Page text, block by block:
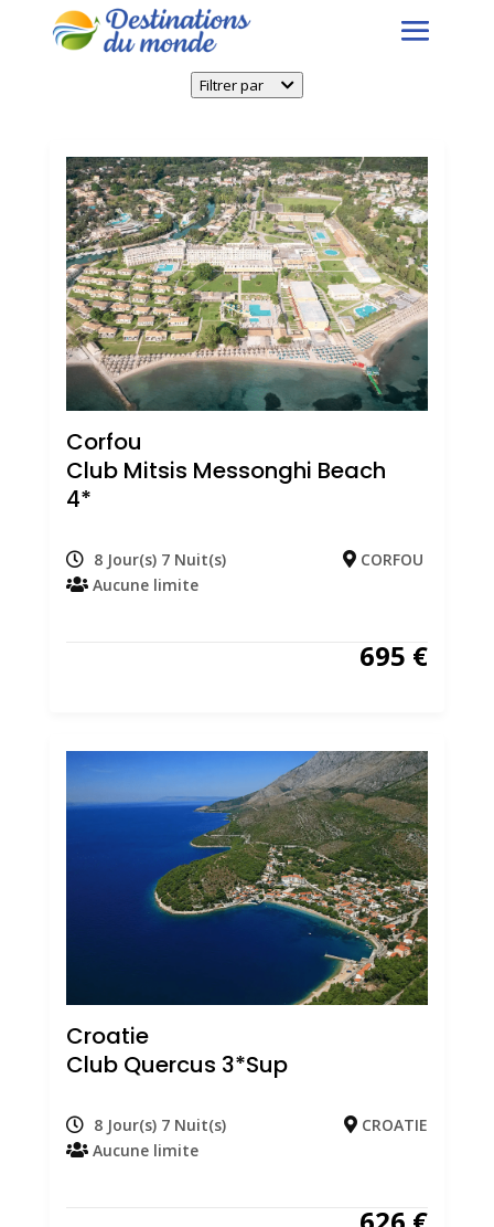
Filtrer par
Corfou
Club Mitsis Messonghi Beach
4*
8 Jour(s) 7 Nuit(s)
CORFOU
Aucune limite
695 €
Croatie
Club Quercus 3*sup
8 Jour(s) 7 Nuit(s)
CROATIE
Aucune limite